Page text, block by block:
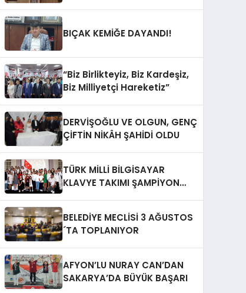
BIÇAK KEMİĞE DAYANDI!
“Biz Birlikteyiz, Biz Kardeşiz,
Biz Milliyetçi Hareketiz”
DERVİŞOĞLU VE OLGUN, GENÇ
ÇİFTİN NİKÂH ŞAHİDİ OLDU
TÜRK MİLLİ BİLGİSAYAR
KLAVYE TAKIMI ŞAMPİYON
BELEDİYE MECLİSİ 3 AĞUSTOS
´TA TOPLANIYOR
AFYON’LU NURAY CAN’DAN
SAKARYA’DA BÜYÜK BAŞARI